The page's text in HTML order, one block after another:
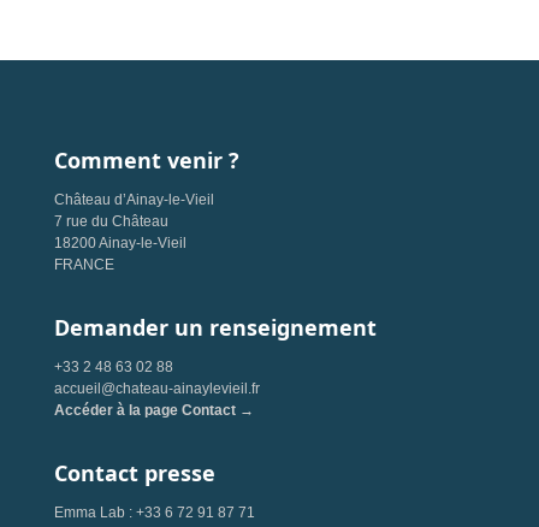
Comment venir ?
Château d’Ainay-le-Vieil
7 rue du Château
18200 Ainay-le-Vieil
FRANCE
Demander un renseignement
+33 2 48 63 02 88
accueil@chateau-ainaylevieil.fr
Accéder à la page Contact →
Contact presse
Emma Lab : +33 6 72 91 87 71